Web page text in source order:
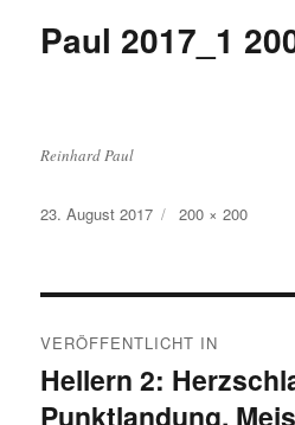
Paul 2017_1
Reinhard Paul
Veröffentlicht
23. August 2017
Volle
200 × 200
VERÖFFENTLICHT IN
Hellern 2:
Punktlandung,